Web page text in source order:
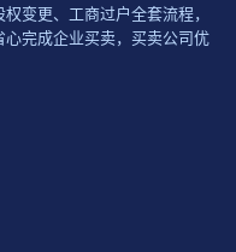
变更、工商过户全套流程，
完成企业买卖，买卖公司优